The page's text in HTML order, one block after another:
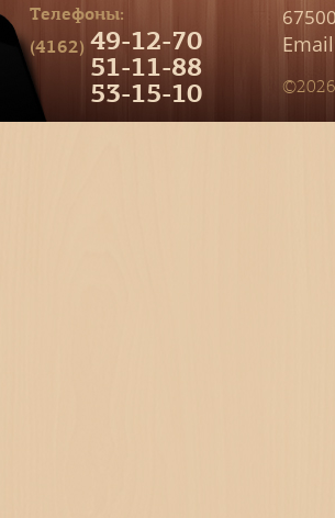
Телефоны:
(4162) 49-12-70
51-11-88
53-15-10